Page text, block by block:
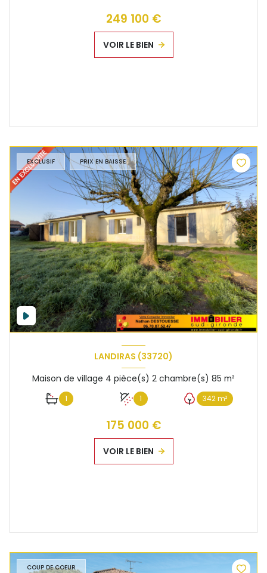
249 100 €
VOIR LE BIEN
EXCLUSIF PRIX EN BAISSE
LANDIRAS (33720)
Maison de village 4 pièce(s) 2 chambre(s) 85 m²
1 1 342 m²
175 000 €
VOIR LE BIEN
COUP DE COEUR